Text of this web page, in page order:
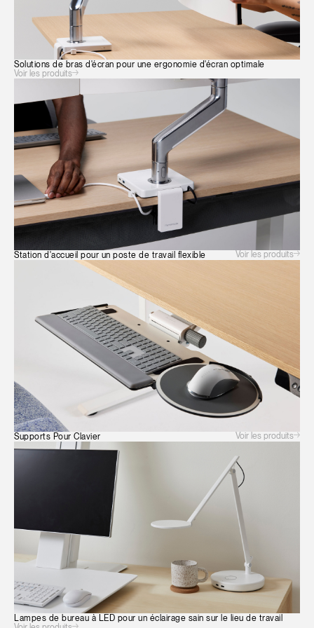
Solutions de bras d'écran pour une ergonomie d'écran optimale
Voir les produits
Station d'accueil pour un poste de travail flexible Voir les produits
Supports Pour Clavier Voir les produits
Lampes de bureau à LED pour un éclairage sain sur le lieu de travail